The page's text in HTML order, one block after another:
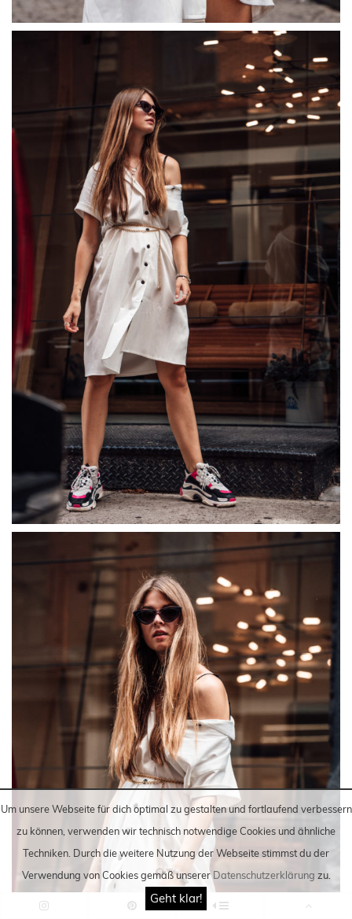
Um unsere Webseite für dich optimal zu gestalten und fortlaufend verbessern
zu können, verwenden wir technisch notwendige Cookies und ähnliche
Techniken . Durch die weitere Nutzung der Webseite stimmst du der
Verwendung von Cookies gemäß unsererDatenschutzerklärung zu.
Geht klar!